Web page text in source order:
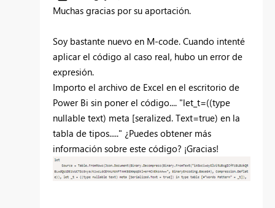
Muchas gracias por su aportación.
Soy bastante nuevo en M-code. Cuando intenté
aplicar el código al caso real, hubo un error de
expresión.
Importo el archivo de Excel en el escritorio de
Power Bi sin poner el código.... "let_t=((type
nullable text) meta [seralized. Text=true) en la
tabla de tipos....." ¿Puedes obtener más
información sobre este código? ¡Gracias!